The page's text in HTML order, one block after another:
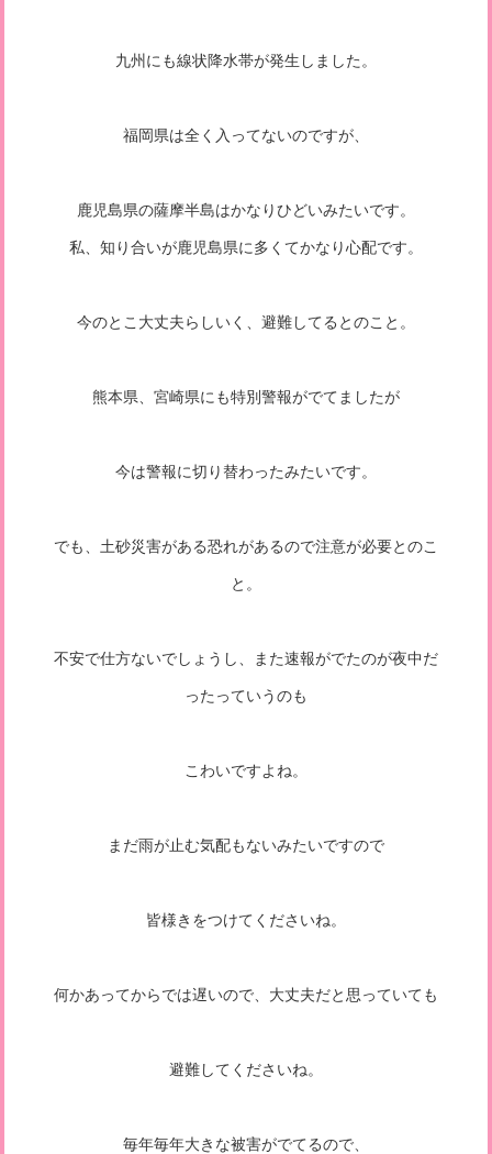
九州にも線状降水帯が発生しました。
福岡県は全く入ってないのですが、
鹿児島県の薩摩半島はかなりひどいみたいです。
私、知り合いが鹿児島県に多くてかなり心配です。
今のとこ大丈夫らしいく、避難してるとのこと。
熊本県、宮崎県にも特別警報がでてましたが
今は警報に切り替わったみたいです。
でも、土砂災害がある恐れがあるので注意が必要とのこ
と。
不安で仕方ないでしょうし、また速報がでたのが夜中だ
ったっていうのも
こわいですよね。
まだ雨が止む気配もないみたいですので
皆様きをつけてくださいね。
何かあってからでは遅いので、大丈夫だと思っていても
避難してくださいね。
毎年毎年大きな被害がでてるので、